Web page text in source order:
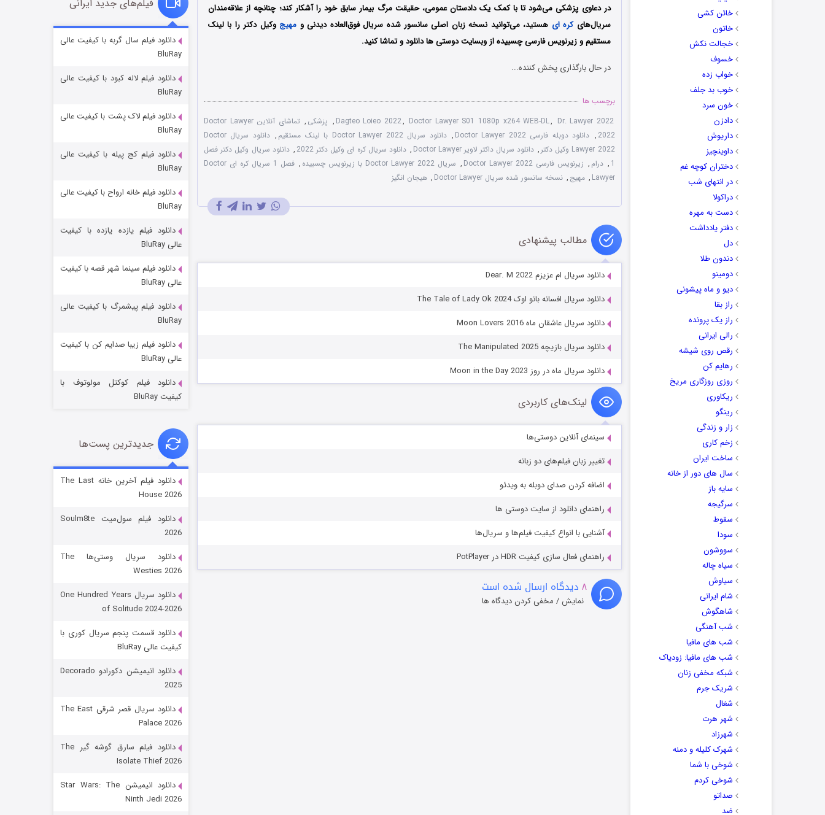
خائن کشی
خاتون
خجالت نکش
خسوف
خواب زده
خوب بد جلف
خون سرد
دادزن
داریوش
داوینچیز
دختران کوچه غم
در انتهای شب
دراکولا
دست به مهره
دفتر یادداشت
دل
دندون طلا
دومینو
دیو و ماه پیشونی
راز بقا
راز یک پرونده
رالی ایرانی
رقص روی شیشه
رهایم کن
روزی روزگاری مریخ
ریکاوری
رینگو
زار و زندگی
زخم کاری
ساخت ایران
سال های دور از خانه
سایه باز
سرگیجه
سقوط
سودا
سووشون
سیاه چاله
سیاوش
شام ایرانی
شاهگوش
شب آهنگی
شب های مافیا
شب های مافیا: زودیاک
شبکه مخفی زنان
شریک جرم
شغال
شهر هرت
شهرزاد
شهرک کلیله و دمنه
شوخی با شما
شوخی کردم
صداتو
ضد
در دعاوی پزشکی می‌شود تا با کمک یک دادستان عمومی، حقیقت مرگ بیمار سابق خود را آشکار کند؛ چنانچه از علاقه‌مندان
سریال‌هایکره ای هستید، می‌توانید نسخه زبان اصلی سانسور شده سریال فوق‌العاده دیدنی و مهیج وکیل دکتر را با لینک
مستقیم و زیرنویس فارسی چسبیده از وبسایت دوستی ها دانلود و تماشا کنید.
در حال بارگذاری پخش کننده...
برچسب ها
Dagteo Loieo 2022, Doctor Lawyer S01 1080p x264 WEB-DL, Dr. Lawyer 2022
, پزشکی ,
تماشای آنلاین Doctor Lawyer
2022
, دانلود دوبله فارسی Doctor Lawyer 2022 , دانلود سریال Doctor Lawyer 2022 با لینک مستقیم ,
دانلود سریال Doctor
Lawyer 2022 وکیل دکتر
, دانلود سریال داکتر لاویر Doctor Lawyer , دانلود سریال کره ای وکیل دکتر 2022 , دانلود سریال وکیل دکتر فصل
1
, درام , زیرنویس فارسی Doctor Lawyer 2022 , سریال Doctor Lawyer 2022 با زیرنویس چسبیده ,
فصل 1 سریال کره ای Doctor
Lawyer
, مهیج , نسخه سانسور شده سریال Doctor Lawyer , هیجان انگیز
مطالب پیشنهادی
دانلود سریال ام عزیزم Dear. M 2022
دانلود سریال افسانه بانو اوک The Tale of Lady Ok 2024
دانلود سریال عاشقان ماه Moon Lovers 2016
دانلود سریال بازیچه The Manipulated 2025
دانلود سریال ماه در روز Moon in the Day 2023
لینک‌های کاربردی
سینمای آنلاین دوستی‌ها
تغییر زبان فیلم‌های دو زبانه
اضافه کردن صدای دوبله به ویدئو
راهنمای دانلود از سایت دوستی ها
آشنایی با انواع کیفیت فیلم‌ها و سریال‌ها
راهنمای فعال سازی کیفیت HDR در PotPlayer
۸ دیدگاه ارسال شده است
نمایش / مخفی کردن دیدگاه ها
شکست استوارت در نجات جهان
قسمت
شوگر فصل ۲
خاندان اژدها فصل ۳
قسمت
باب اسفنجی فصل ۱۷
قسمت
فیلم‌های جدید ایرانی
دانلود فیلم سال گربه با کیفیت عالی
BluRay
دانلود فیلم لاله کبود با کیفیت عالی
BluRay
دانلود فیلم لاک پشت با کیفیت عالی
BluRay
دانلود فیلم کج‌ پیله با کیفیت عالی
BluRay
دانلود فیلم خانه ارواح با کیفیت عالی
BluRay
دانلود فیلم یازده یازده با کیفیت
عالی BluRay
دانلود فیلم سینما شهر قصه با کیفیت
عالی BluRay
دانلود فیلم پیشمرگ با کیفیت عالی
BluRay
دانلود فیلم زیبا صدایم کن با کیفیت
عالی BluRay
دانلود فیلم کوکتل مولوتوف با
کیفیت BluRay
جدیدترین پست‌ها
دانلود فیلم آخرین خانه The Last
House 2026
دانلود فیلم سول‌میت Soulm8te
2026
دانلود سریال وستی‌ها The
Westies 2026
دانلود سریال One Hundred Years
of Solitude 2024-2026
دانلود قسمت پنجم سریال کوری با
کیفیت عالی BluRay
دانلود انیمیشن دکورادو Decorado
2025
دانلود سریال قصر شرقی The East
Palace 2026
دانلود فیلم سارق گوشه گیر The
Isolate Thief 2026
دانلود انیمیشن Star Wars: The
Ninth Jedi 2026